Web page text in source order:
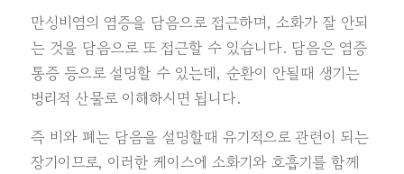
만성비염의 염증을 담음으로 접근하며, 소화가 잘 안되
는 것을 담음으로 또 접근할 수 있습니다. 담음은 염증
통증 등으로 설명할 수 있는데, 순환이 안될때 생기는
병리적 산물로 이해하시면 됩니다.
즉 비와 폐는 담음을 설명할때 유기적으로 관련이 되는
장기이므로, 이러한 케이스에 소화기와 호흡기를 함께